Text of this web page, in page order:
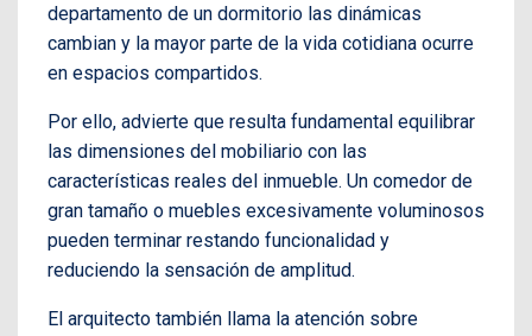
departamento de un dormitorio las dinámicas
cambian y la mayor parte de la vida cotidiana ocurre
en espacios compartidos.
Por ello, advierte que resulta fundamental equilibrar
las dimensiones del mobiliario con las
características reales del inmueble. Un comedor de
gran tamaño o muebles excesivamente voluminosos
pueden terminar restando funcionalidad y
reduciendo la sensación de amplitud.
El arquitecto también llama la atención sobre